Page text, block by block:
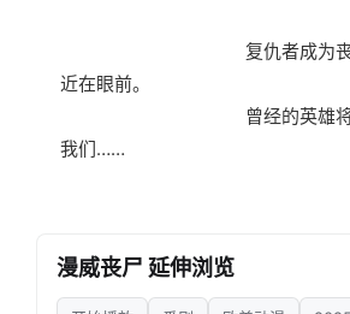
复仇者成为丧尸，
近在眼前。
曾经的英雄将会拯
我们……
漫威丧尸 延伸浏览